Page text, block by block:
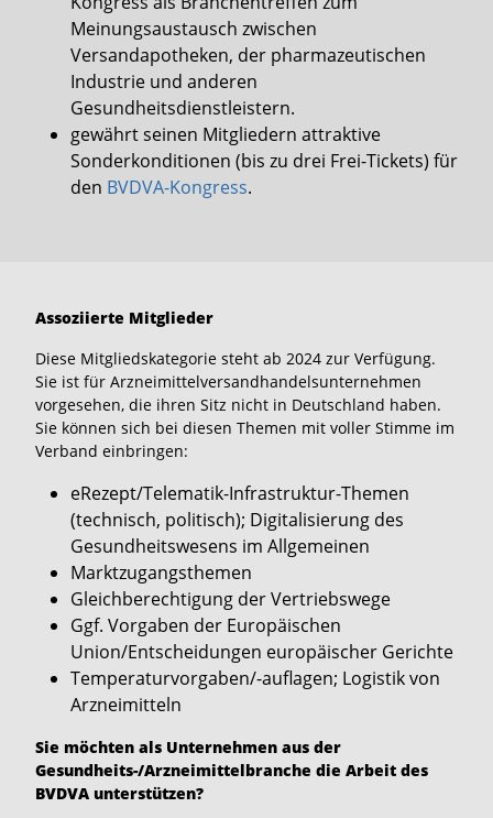
Meinungsaustausch zwischen
Versandapotheken, der pharmazeutischen
Industrie und anderen
Gesundheitsdienstleistern.
gewährt seinen Mitgliedern attraktive
Sonderkonditionen (bis zu drei Frei-Tickets) für
den BVDVA-Kongress.
Assoziierte Mitglieder
Diese Mitgliedskategorie steht ab 2024 zur Verfügung.
Sie ist für Arzneimittelversandhandelsunternehmen
vorgesehen, die ihren Sitz nicht in Deutschland haben.
Sie können sich bei diesen Themen mit voller Stimme im
Verband einbringen:
eRezept/Telematik-Infrastruktur-Themen
(technisch, politisch); Digitalisierung des
Gesundheitswesens im Allgemeinen
Marktzugangsthemen
Gleichberechtigung der Vertriebswege
Ggf. Vorgaben der Europäischen
Union/Entscheidungen europäischer Gerichte
Temperaturvorgaben/-auflagen; Logistik von
Arzneimitteln
Sie möchten als Unternehmen aus der
Gesundheits-/Arzneimittelbranche die Arbeit des
BVDVA unterstützen?